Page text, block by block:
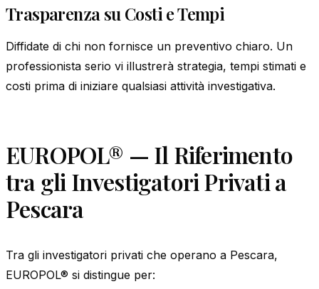
Trasparenza su Costi e Tempi
Diffidate di chi non fornisce un preventivo chiaro. Un
professionista serio vi illustrerà strategia, tempi stimati e
costi prima di iniziare qualsiasi attività investigativa.
EUROPOL® — Il Riferimento
tra gli Investigatori Privati a
Pescara
Tra gli investigatori privati che operano a Pescara,
EUROPOL® si distingue per: